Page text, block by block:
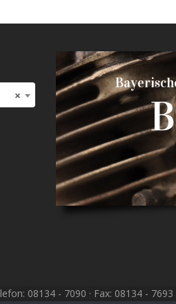
×
08134 - 7090 · Fax: 08134 - 7693